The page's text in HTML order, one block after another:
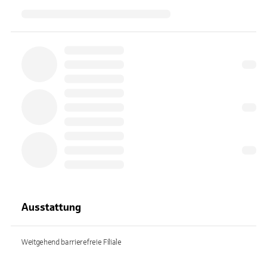
Ausstattung
Weitgehend barrierefreie Filiale